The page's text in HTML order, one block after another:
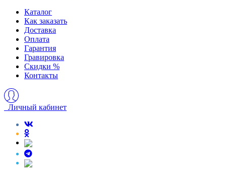
Каталог
Как заказать
Доставка
Оплата
Гарантия
Гравировка
Скидки %
Контакты
Личный кабинет